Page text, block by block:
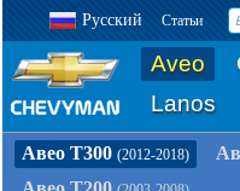
Русский Статьи
Aveo
Lanos
Авео Т300 (2012-2018)